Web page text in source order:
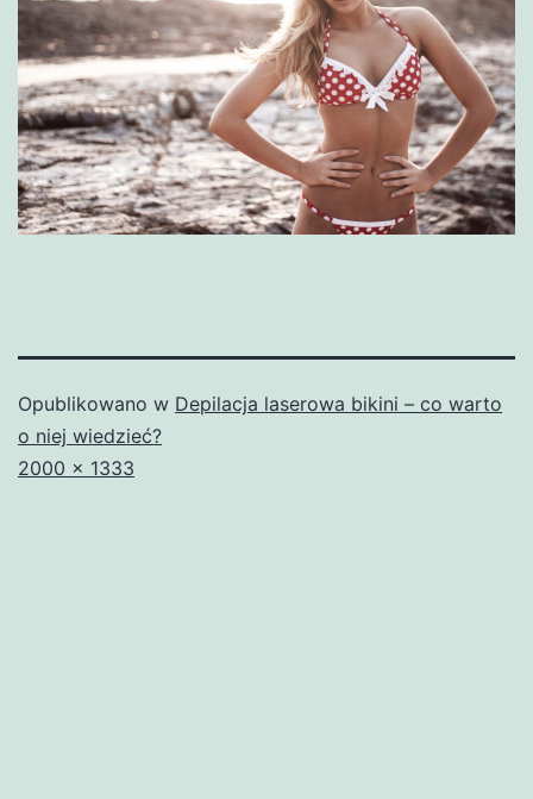
Opublikowano w Depilacja laserowa bikini – co warto
o niej wiedzieć?
Pełny
2000 × 1333